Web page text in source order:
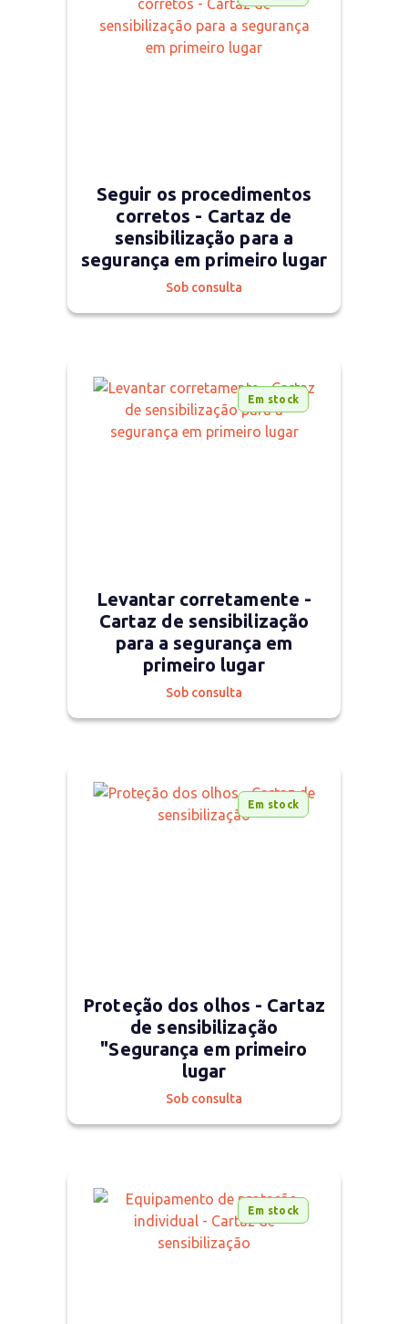
Seguir os procedimentos
corretos - Cartaz de
sensibilização para a
segurança em primeiro lugar
Sob consulta
Em stock
Levantar corretamente -
Cartaz de sensibilização
para a segurança em
primeiro lugar
Sob consulta
Em stock
Proteção dos olhos - Cartaz
de sensibilização
"Segurança em primeiro
lugar
Sob consulta
Em stock